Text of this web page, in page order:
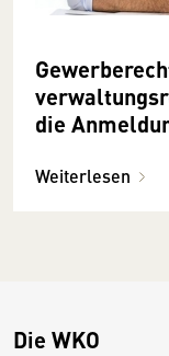
die
Bau
Weiterlesen
Die WKO